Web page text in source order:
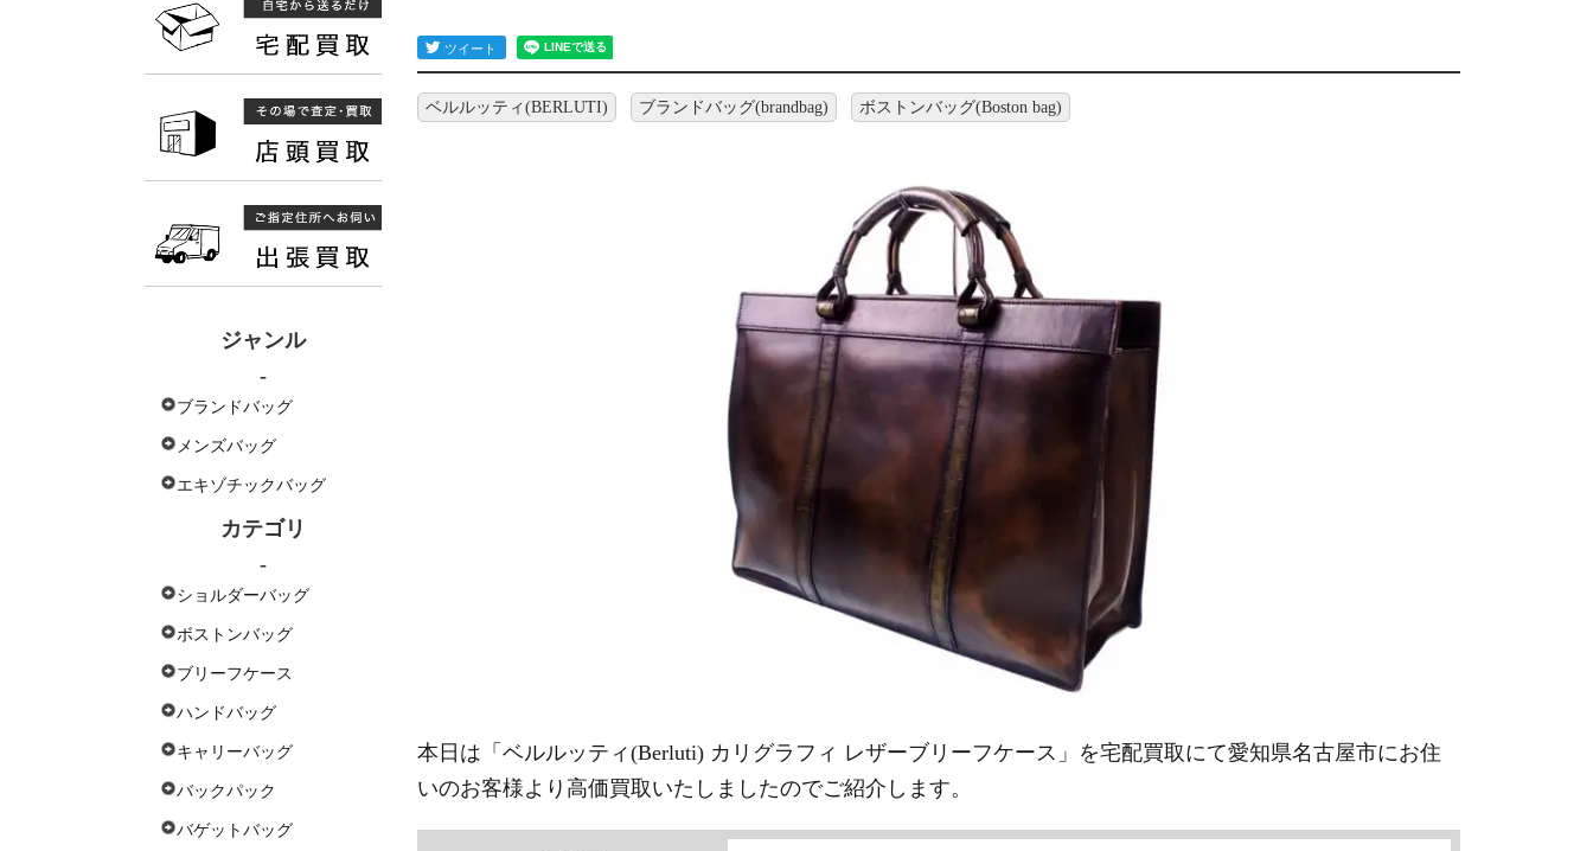
ジャンル
-
ブランドバッグ
メンズバッグ
エキゾチックバッグ
カテゴリ
-
ショルダーバッグ
ボストンバッグ
ブリーフケース
ハンドバッグ
キャリーバッグ
バックパック
バゲットバッグ
ベルルッティ(BERLUTI) ブランドバッグ(brandbag) ボストンバッグ(Boston bag)
本日は「 ベルルッティ(Berluti) カリグラフィ レザーブリーフケース」を宅配買取にて愛知県名古屋市にお住
いのお客様より高価買取いたしましたのでご紹介します。